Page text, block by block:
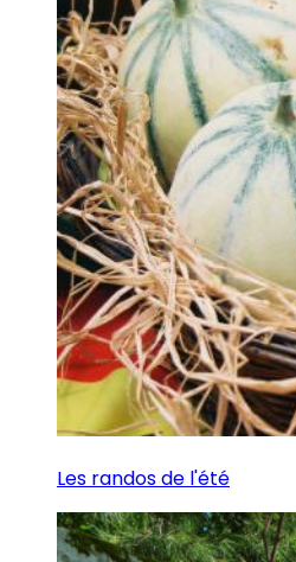
Les randos de l'été